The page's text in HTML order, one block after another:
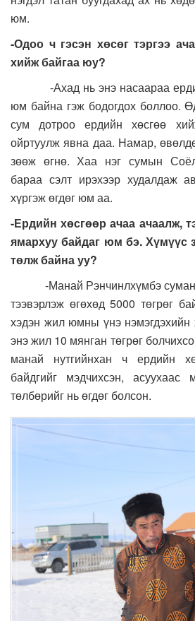
юм.
-Одоо ч гэсэн хөсөг тэргээ
хийж байгаа юу?
-Ахад нь энэ насаараа
юм байна гэж бодогдох боллоо.
сум дотроо ердийн хөсгөө
ойртуулж явна даа. Намар,
зөөж өгнө. Хаа нэг сумын
бараа сэлт ирэхээр худалдаж
хүргэж өгдөг юм аа.
-Ердийн хөсгөөр ачаа ачаалж,
ямархуу байдаг юм бэ. Хүмүүс
төлж байна уу?
-Манай Рэнчинлхүмбэ суманд
тээвэрлэж өгөхөд 5000 төгрөг
хэдэн жил юмны үнэ нэмэгдэхийн
энэ жил 10 мянган төгрөг
манай нутгийнхан ч ердийн
байдгийг мэдчихсэн,
төлбөрийг нь өгдөг болсон.